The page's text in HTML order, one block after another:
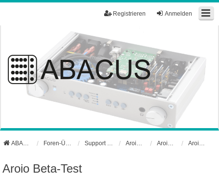
Anmelden
Registrieren
ABACUS Webseite
Aroio Beta-Test